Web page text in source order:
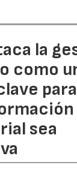
la
como
sea